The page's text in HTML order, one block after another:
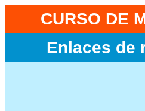
CURSO DE
Enlaces de